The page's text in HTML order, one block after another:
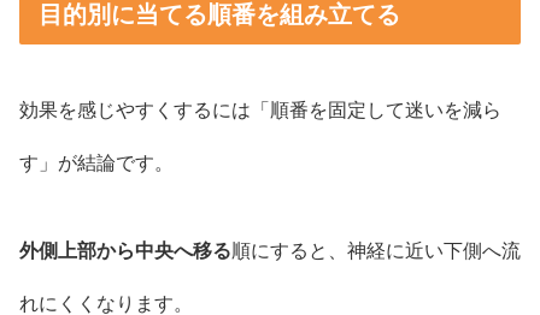
目的別に当てる順番を組み立てる
効果を感じやすくするには「順番を固定して迷いを減ら
す」が結論です。
外側上部から中央へ移る順にすると、神経に近い下側へ流
れにくくなります。